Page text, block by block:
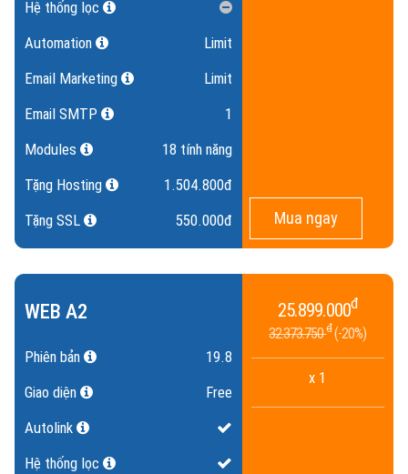
Hệ thống lọc
Automation
Limit
Email Marketing
Limit
Email SMTP
1
Modules
18 tính năng
Tặng Hosting
1.504.800đ
Tặng SSL
550.000đ Mua ngay
WEB A2
Phiên bản
19.8
Giao diện
Free
Autolink
Hệ thống lọc
25.899.000đ
32.373.750đ 20%
x 1